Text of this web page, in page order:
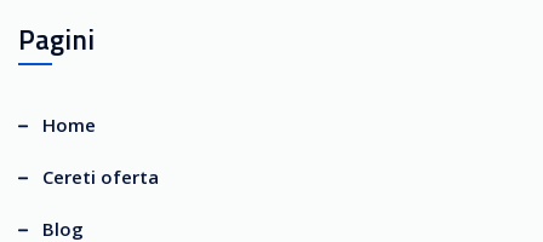
Pagini
Home
Cereti oferta
Blog